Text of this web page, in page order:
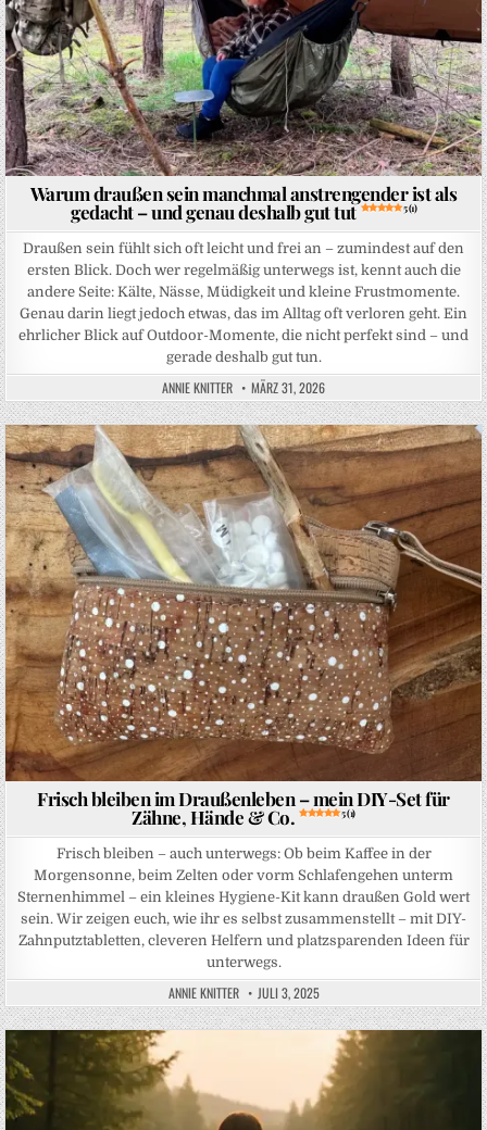
Warum draußen sein manchmal anstrengender ist als
gedacht – und genau deshalb gut tut 5 (1)
Draußen sein fühlt sich oft leicht und frei an – zumindest auf den
ersten Blick. Doch wer regelmäßig unterwegs ist, kennt auch die
andere Seite: Kälte, Nässe, Müdigkeit und kleine Frustmomente.
Genau darin liegt jedoch etwas, das im Alltag oft verloren geht. Ein
ehrlicher Blick auf Outdoor-Momente, die nicht perfekt sind – und
gerade deshalb gut tun.
ANNIE KNITTER MÄRZ 31, 2026
Posted in
Frisch bleiben im Draußenleben – mein DIY-Set für
Zähne, Hände & Co. 5 (1)
Frisch bleiben – auch unterwegs: Ob beim Kaffee in der
Morgensonne, beim Zelten oder vorm Schlafengehen unterm
Sternenhimmel – ein kleines Hygiene-Kit kann draußen Gold wert
sein. Wir zeigen euch, wie ihr es selbst zusammenstellt – mit DIY-
Zahnputztabletten, cleveren Helfern und platzsparenden Ideen für
unterwegs.
ANNIE KNITTER JULI 3, 2025
Posted in